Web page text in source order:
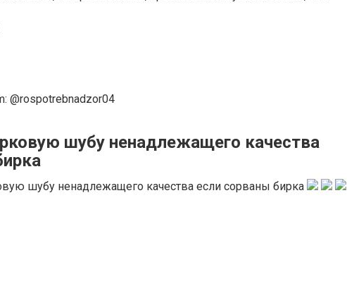
@rospotrebnadzor04
шубу ненадлежащего качества